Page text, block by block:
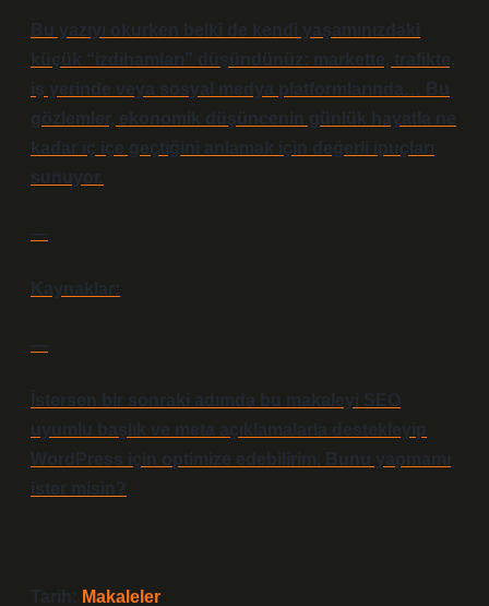
Bu yazıyı okurken belki de kendi yaşamınızdaki
küçük “izdihamları” düşündünüz: markette, trafikte,
iş yerinde veya sosyal medya platformlarında… Bu
gözlemler, ekonomik düşüncenin günlük hayatla ne
kadar iç içe geçtiğini anlamak için değerli ipuçları
sunuyor.
—
Kaynaklar:
—
İstersen bir sonraki adımda bu makaleyi SEO
uyumlu başlık ve meta açıklamalarla destekleyip
WordPress için optimize edebilirim. Bunu yapmamı
ister misin?
Tarih: Makaleler